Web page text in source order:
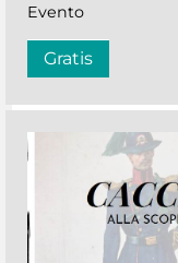
Evento
Gratis